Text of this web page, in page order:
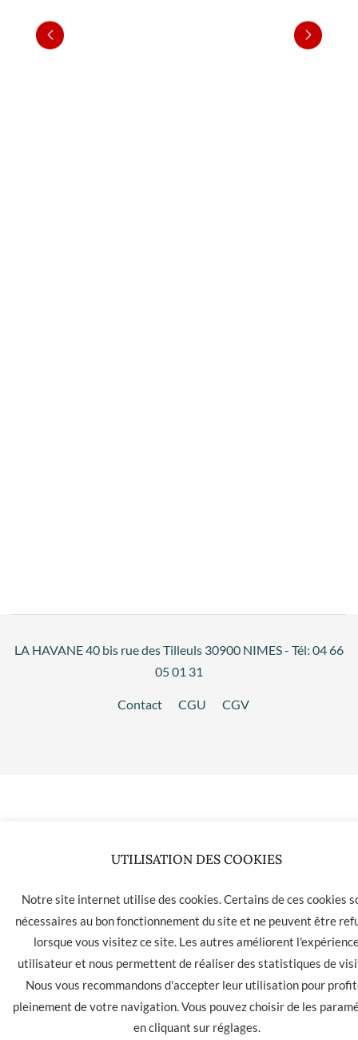
LA HAVANE 40 bis rue des Tilleuls 30900 NIMES - Tél: 04 66
05 01 31
Contact CGU CGV
UTILISATION DES COOKIES
Notre site internet utilise des cookies. Certains de ces cookies
nécessaires au bon fonctionnement du site et ne peuvent être
lorsque vous visitez ce site. Les autres améliorent
utilisateur et nous permettent de réaliser des statistiques de
Nous vous recommandons d'accepter leur utilisation pour
pleinement de votre navigation. Vous pouvez choisir de les
en cliquant sur réglages.